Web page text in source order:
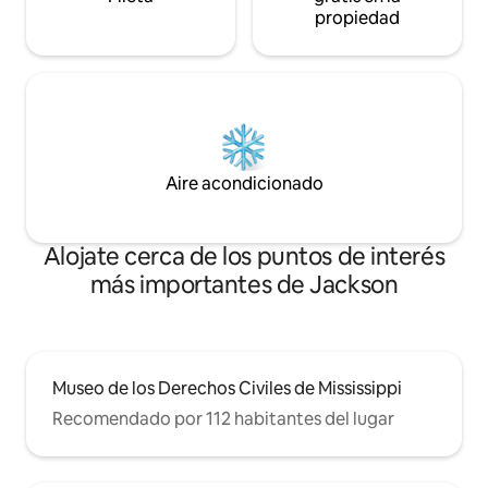
propiedad
Aire acondicionado
Alojate cerca de los puntos de interés
más importantes de Jackson
Museo de los Derechos Civiles de Mississippi
Recomendado por 112 habitantes del lugar